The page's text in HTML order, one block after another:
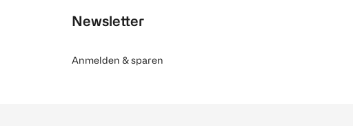
Newsletter
Anmelden & sparen